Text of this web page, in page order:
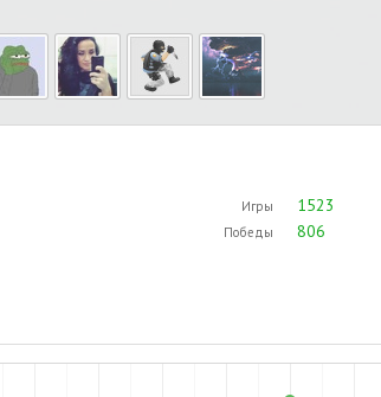
Игры 1523
Победы 806